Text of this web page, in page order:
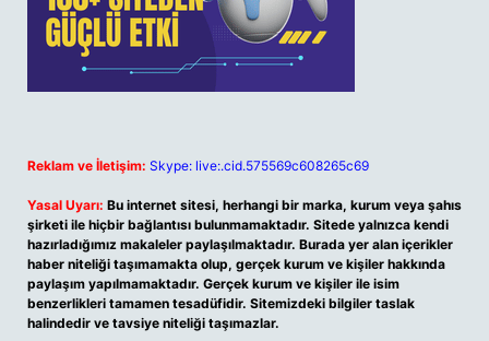
Reklam ve İletişim: Skype: live:.cid.575569c608265c69
Yasal Uyarı: Bu internet sitesi, herhangi bir marka, kurum veya şahıs
şirketi ile hiçbir bağlantısı bulunmamaktadır. Sitede yalnızca kendi
hazırladığımız makaleler paylaşılmaktadır. Burada yer alan içerikler
haber niteliği taşımamakta olup, gerçek kurum ve kişiler hakkında
paylaşım yapılmamaktadır. Gerçek kurum ve kişiler ile isim
benzerlikleri tamamen tesadüfidir. Sitemizdeki bilgiler taslak
halindedir ve tavsiye niteliği taşımazlar.